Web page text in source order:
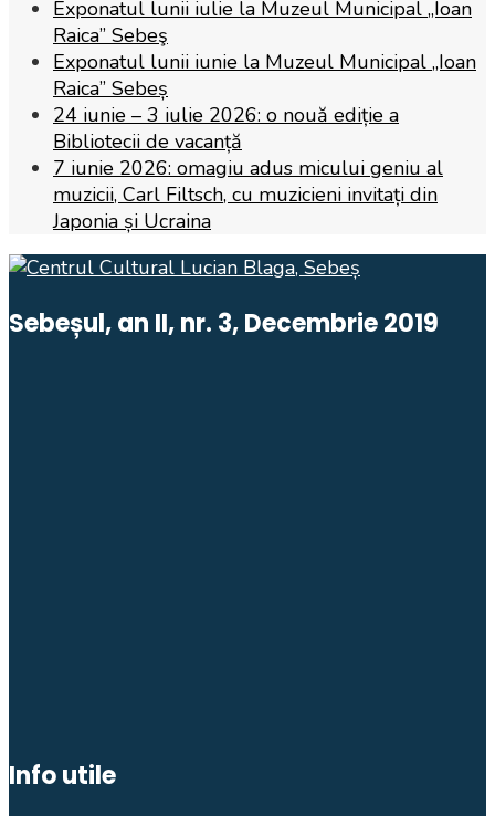
Exponatul lunii iulie la Muzeul Municipal „Ioan
Raica” Sebeş
Exponatul lunii iunie la Muzeul Municipal „Ioan
Raica” Sebeș
24 iunie – 3 iulie 2026: o nouă ediție a
Bibliotecii de vacanță
7 iunie 2026: omagiu adus micului geniu al
muzicii, Carl Filtsch, cu muzicieni invitați din
Japonia și Ucraina
Sebeșul, an II, nr. 3, Decembrie 2019
Info utile